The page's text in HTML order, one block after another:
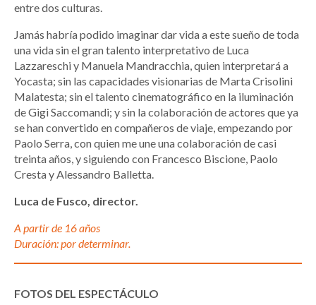
entre dos culturas.
Jamás habría podido imaginar dar vida a este sueño de toda
una vida sin el gran talento interpretativo de Luca
Lazzareschi y Manuela Mandracchia, quien interpretará a
Yocasta; sin las capacidades visionarias de Marta Crisolini
Malatesta; sin el talento cinematográfico en la iluminación
de Gigi Saccomandi; y sin la colaboración de actores que ya
se han convertido en compañeros de viaje, empezando por
Paolo Serra, con quien me une una colaboración de casi
treinta años, y siguiendo con Francesco Biscione, Paolo
Cresta y Alessandro Balletta.
Luca de Fusco, director.
A partir de 16 años
Duración: por determinar.
FOTOS DEL ESPECTÁCULO